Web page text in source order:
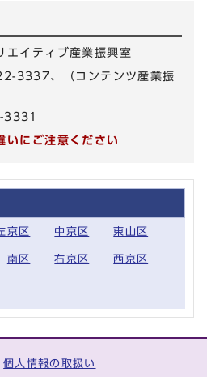
エイティブ産業振興室
3337、（コンテンツ産業振
いにご注意ください
京区 中京区 東山区
南区 右京区 西京区
個人情報の取扱い